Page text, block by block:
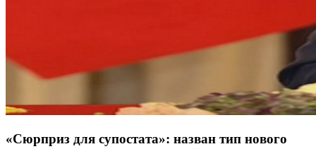
«Сюрприз для супостата»: назван тип нового